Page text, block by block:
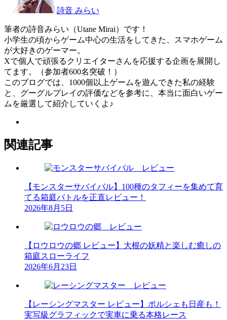
詩音 みらい
筆者の詩音みらい（Utane Mirai）です！
小学生の頃からゲーム中心の生活をしてきた、スマホゲーム
が大好きのゲーマー。
Xで個人で頑張るクリエイターさんを応援する企画を展開し
てます。（参加者600名突破！）
このブログでは、1000個以上ゲームを遊んできた私の経験
と、グーグルプレイの評価などを参考に、本当に面白いゲー
ムを厳選して紹介していくよ♪
関連記事
【モンスターサバイバル】100種のタフィーを集めて育
てる箱庭バトルを正直レビュー！
2026年8月5日
【ロウロウの郷 レビュー】大根の妖精と楽しむ癒しの
箱庭スローライフ
2026年6月23日
【レーシングマスター レビュー】ポルシェも日産も！
実写級グラフィックで実車に乗る本格レース